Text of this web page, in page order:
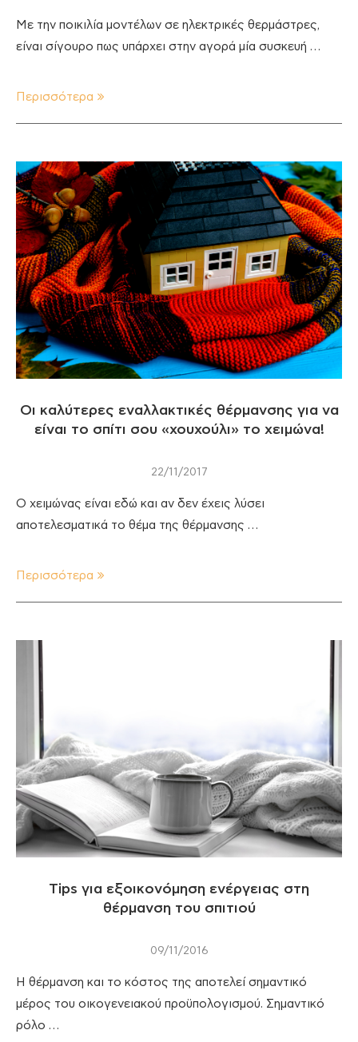
Με την ποικιλία μοντέλων σε ηλεκτρικές θερμάστρες,
είναι σίγουρο πως υπάρχει στην αγορά μία συσκευή …
Περισσότερα
Οι καλύτερες εναλλακτικές θέρμανσης για να
είναι το σπίτι σου «χουχούλι» το χειμώνα!
22/11/2017
Ο χειμώνας είναι εδώ και αν δεν έχεις λύσει
αποτελεσματικά το θέμα της θέρμανσης …
Περισσότερα
Tips για εξοικονόμηση ενέργειας στη
θέρμανση του σπιτιού
09/11/2016
Η θέρμανση και το κόστος της αποτελεί σημαντικό
μέρος του οικογενειακού προϋπολογισμού. Σημαντικό
ρόλο …